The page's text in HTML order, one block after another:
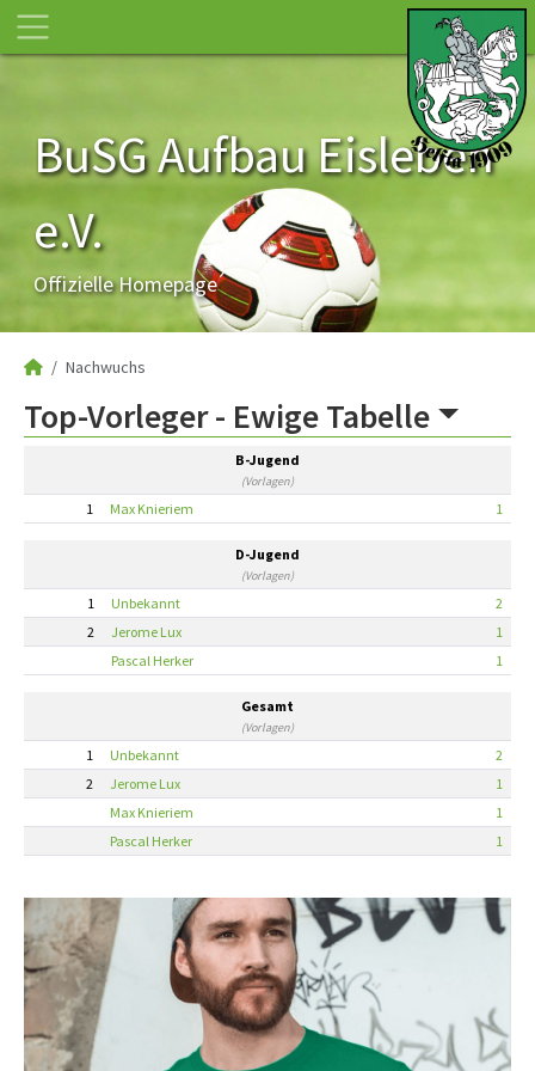
BuSG Aufbau Eisleben
e.V.
Offizielle Homepage
Nachwuchs
Top-Vorleger - Ewige Tabelle
B-Jugend
(Vorlagen)
1 Max Knieriem 1
D-Jugend
(Vorlagen)
1 Unbekannt
2
2
Jerome Lux
1
Pascal Herker
1
Gesamt
(Vorlagen)
1 Unbekannt
2
2
Jerome Lux
1
Max Knieriem
1
Pascal Herker
1